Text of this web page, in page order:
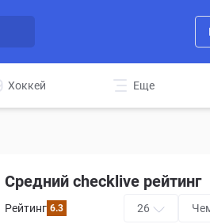
Хоккей Еще
Средний checklive рейтинг
Рейтинг 6.3 26